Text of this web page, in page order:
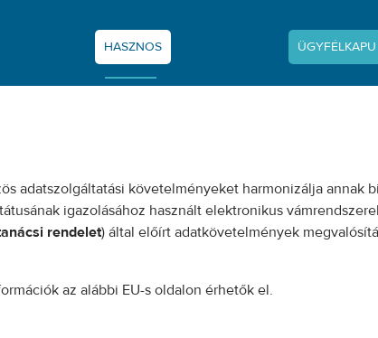
HASZNOS ÜGYFÉLKAPU
adatszolgáltatási követelményeket harmonizálja annak
igazolásához használt elektronikus
rendelet) által előírt adatkövetelmények
az alábbi EU-s oldalon érhetők el.